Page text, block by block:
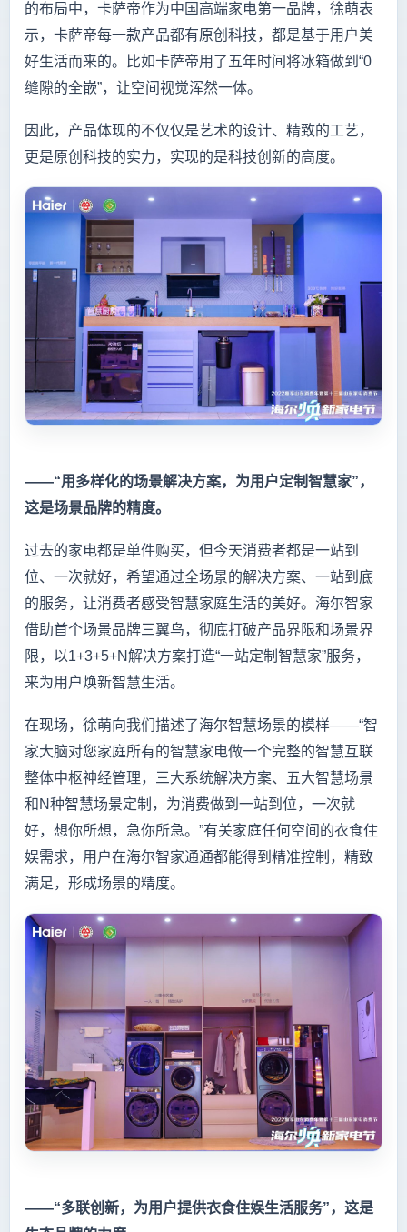
的布局中，卡萨帝作为中国高端家电第一品牌，徐萌表
示，卡萨帝每一款产品都有原创科技，都是基于用户美
好生活而来的。比如卡萨帝用了五年时间将冰箱做到“0
缝隙的全嵌”，让空间视觉浑然一体。
因此，产品体现的不仅仅是艺术的设计、精致的工艺，
更是原创科技的实力，实现的是科技创新的高度。
——“用多样化的场景解决方案，为用户定制智慧家”，
这是场景品牌的精度。
过去的家电都是单件购买，但今天消费者都是一站到
位、一次就好，希望通过全场景的解决方案、一站到底
的服务，让消费者感受智慧家庭生活的美好。海尔智家
借助首个场景品牌三翼鸟，彻底打破产品界限和场景界
限，以1+3+5+N解决方案打造“一站定制智慧家”服务，
来为用户焕新智慧生活。
在现场，徐萌向我们描述了海尔智慧场景的模样——“智
家大脑对您家庭所有的智慧家电做一个完整的智慧互联
整体中枢神经管理，三大系统解决方案、五大智慧场景
和N种智慧场景定制，为消费做到一站到位，一次就
好，想你所想，急你所急。”有关家庭任何空间的衣食住
娱需求，用户在海尔智家通通都能得到精准控制，精致
满足，形成场景的精度。
——“多联创新，为用户提供衣食住娱生活服务”，这是